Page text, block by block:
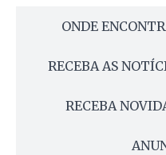
ONDE
RECEBA AS
RECEBA